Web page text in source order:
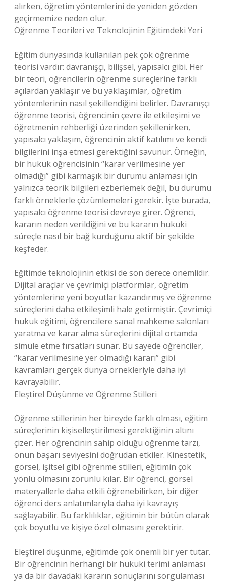
alırken, öğretim yöntemlerini de yeniden gözden
geçirmemize neden olur.
Öğrenme Teorileri ve Teknolojinin Eğitimdeki Yeri
Eğitim dünyasında kullanılan pek çok öğrenme
teorisi vardır: davranışçı, bilişsel, yapısalcı gibi. Her
bir teori, öğrencilerin öğrenme süreçlerine farklı
açılardan yaklaşır ve bu yaklaşımlar, öğretim
yöntemlerinin nasıl şekillendiğini belirler. Davranışçı
öğrenme teorisi, öğrencinin çevre ile etkileşimi ve
öğretmenin rehberliği üzerinden şekillenirken,
yapısalcı yaklaşım, öğrencinin aktif katılımı ve kendi
bilgilerini inşa etmesi gerektiğini savunur. Örneğin,
bir hukuk öğrencisinin “karar verilmesine yer
olmadığı” gibi karmaşık bir durumu anlaması için
yalnızca teorik bilgileri ezberlemek değil, bu durumu
farklı örneklerle çözümlemeleri gerekir. İşte burada,
yapısalcı öğrenme teorisi devreye girer. Öğrenci,
kararın neden verildiğini ve bu kararın hukuki
süreçle nasıl bir bağ kurduğunu aktif bir şekilde
keşfeder.
Eğitimde teknolojinin etkisi de son derece önemlidir.
Dijital araçlar ve çevrimiçi platformlar, öğretim
yöntemlerine yeni boyutlar kazandırmış ve öğrenme
süreçlerini daha etkileşimli hale getirmiştir. Çevrimiçi
hukuk eğitimi, öğrencilere sanal mahkeme salonları
yaratma ve karar alma süreçlerini dijital ortamda
simüle etme fırsatları sunar. Bu sayede öğrenciler,
“karar verilmesine yer olmadığı kararı” gibi
kavramları gerçek dünya örnekleriyle daha iyi
kavrayabilir.
Eleştirel Düşünme ve Öğrenme Stilleri
Öğrenme stillerinin her bireyde farklı olması, eğitim
süreçlerinin kişiselleştirilmesi gerektiğinin altını
çizer. Her öğrencinin sahip olduğu öğrenme tarzı,
onun başarı seviyesini doğrudan etkiler. Kinestetik,
görsel, işitsel gibi öğrenme stilleri, eğitimin çok
yönlü olmasını zorunlu kılar. Bir öğrenci, görsel
materyallerle daha etkili öğrenebilirken, bir diğer
öğrenci ders anlatımlarıyla daha iyi kavrayış
sağlayabilir. Bu farklılıklar, eğitimin bir bütün olarak
çok boyutlu ve kişiye özel olmasını gerektirir.
Eleştirel düşünme, eğitimde çok önemli bir yer tutar.
Bir öğrencinin herhangi bir hukuki terimi anlaması
ya da bir davadaki kararın sonuçlarını sorgulaması